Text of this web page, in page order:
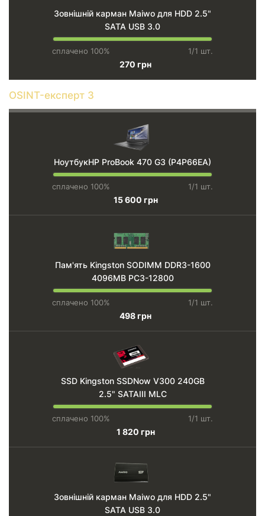
Зовнішній карман Maiwo для HDD 2.5"
SATA USB 3.0
сплачено 100% 1/1 шт.
270 грн
OSINT-експерт 3
НоутбукHP ProBook 470 G3 (P4P66EA)
сплачено 100% 1/1 шт.
15 600 грн
Пам'ять Kingston SODIMM DDR3-1600
4096MB PC3-12800
сплачено 100% 1/1 шт.
498 грн
SSD Kingston SSDNow V300 240GB
2.5" SATAIII MLC
сплачено 100% 1/1 шт.
1 820 грн
Зовнішній карман Maiwo для HDD 2.5"
SATA USB 3.0